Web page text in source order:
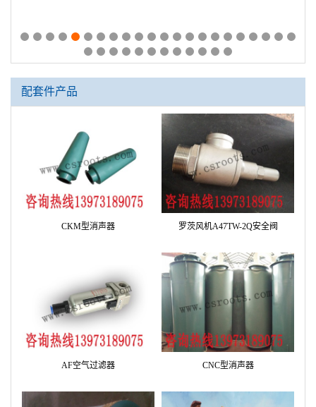
配套件产品
CKM型消声器 罗茨风机A47TW-2Q安全阀
AF空气过滤器 CNC型消声器